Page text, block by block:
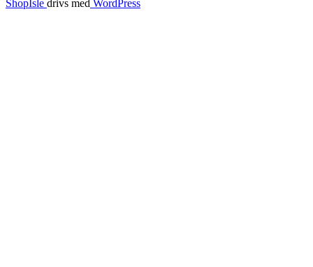
ShopIsle drivs med WordPress